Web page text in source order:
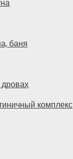
баня
комплекс